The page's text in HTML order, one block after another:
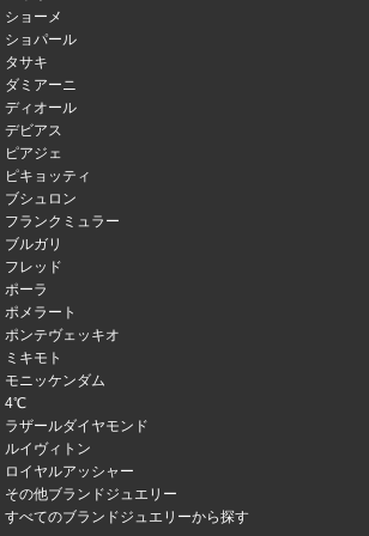
ショーメ
ショパール
タサキ
ダミアーニ
ディオール
デビアス
ピアジェ
ピキョッティ
ブシュロン
フランクミュラー
ブルガリ
フレッド
ポーラ
ポメラート
ポンテヴェッキオ
ミキモト
モニッケンダム
4℃
ラザールダイヤモンド
ルイヴィトン
ロイヤルアッシャー
その他ブランドジュエリー
すべてのブランドジュエリーから探す